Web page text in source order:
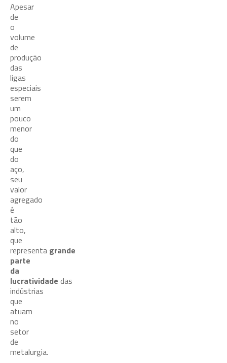
Apesar
de
o
volume
de
produção
das
ligas
especiais
serem
um
pouco
menor
do
que
do
aço,
seu
valor
agregado
é
tão
alto,
que
representa grande
parte
da
lucratividade das
indústrias
que
atuam
no
setor
de
metalurgia.